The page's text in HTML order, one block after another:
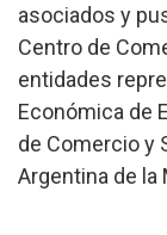
asociados y
Centro de
entidades
Económica de
de Comercio y
Argentina de la